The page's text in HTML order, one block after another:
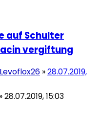
auf Schulter
vergiftung
Levoflox26 »28.07.2019,
»28.07.2019, 15:03